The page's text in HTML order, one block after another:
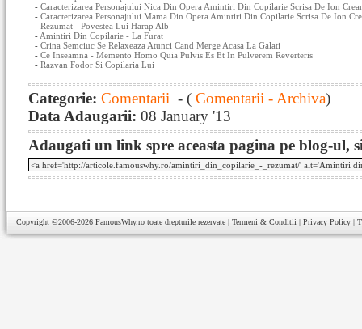
- Caracterizarea Personajului Nica Din Opera Amintiri Din Copilarie Scrisa De Ion
- Caracterizarea Personajului Mama Din Opera Amintiri Din Copilarie Scrisa De Ion
- Rezumat - Povestea Lui Harap Alb
- Amintiri Din Copilarie - La Furat
- Crina Semciuc Se Relaxeaza Atunci Cand Merge Acasa La Galati
- Ce Inseamna - Memento Homo Quia Pulvis Es Et In Pulverem Reverteris
- Razvan Fodor Si Copilaria Lui
Categorie: Comentarii - ( Comentarii - Archiva)
Data Adaugarii: 08 January '13
Adaugati un link spre aceasta pagina pe blog-ul,
Copyright ©2006-2026 FamousWhy.ro toate drepturile rezervate | Termeni & Conditii | Privacy Policy |